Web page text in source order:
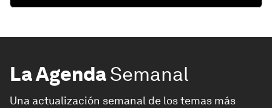
La AgendaSemanal
Una actualización semanal de los temas más